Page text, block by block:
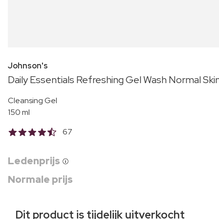
Johnson's
Daily Essentials Refreshing Gel Wash Normal
Cleansing Gel
150 ml
67
Ledenprijs
Normale prijs
Dit product is tijdelijk uitverkocht